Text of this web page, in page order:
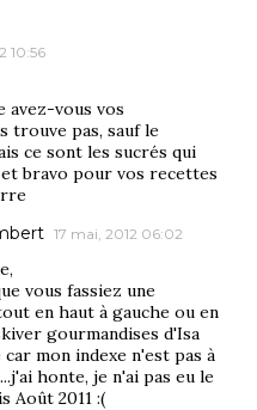
10:56
avez-vous vos
trouve pas, sauf le
ce sont les sucrés qui
bravo pour vos recettes
17 mai, 2012 06:02
vous fassiez une
en haut à gauche ou en
gourmandises d'Isa
mon indexe n'est pas à
honte, je n'ai pas eu le
Août 2011 :(